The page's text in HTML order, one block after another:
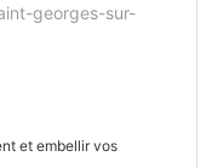
georges-sur-
et embellir vos